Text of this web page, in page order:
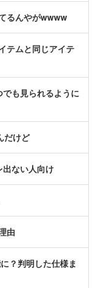
るんやがwwww
テムと同じアイテ
でも見られるように
だけど
出ない人向け
由
？判明した仕様ま